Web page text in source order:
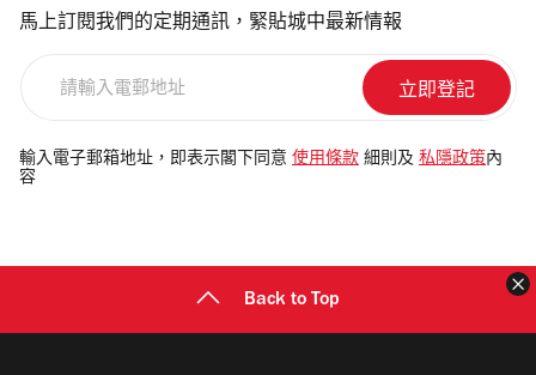
馬上訂閱我們的定期通訊，緊貼城中最新情報
電
郵
輸入電子郵箱地址，即表示閣下同意 使用條款 細則及 私隱政策 內
容
Back to Top